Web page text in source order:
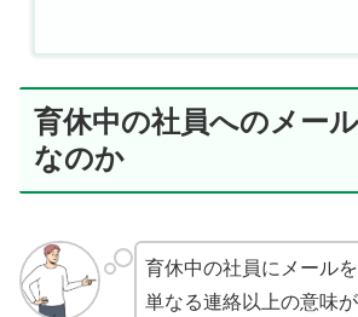
育休中の社員へのメー
なのか
育休中の社員にメールを
単なる連絡以上の意味が